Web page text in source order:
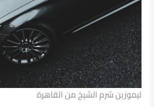
ليموزين شرم الشيخ من القاهرة